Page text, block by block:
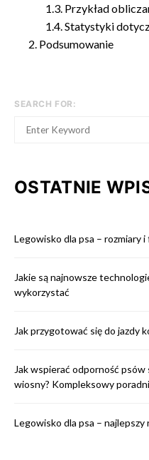
Przykład
Statystyki
Podsumowanie
SEARCH FOR:
OSTATNIE
Legowisko dla psa – rozmiary
Jakie są najnowsze
wykorzystać
Jak przygotować się do jazdy
Jak wspierać odporność
wiosny? Kompleksowy
Legowisko dla psa –